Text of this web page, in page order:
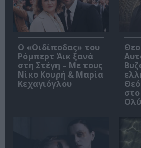
O «Οιδίποδας» του
Ρόμπερτ Άικ ξανά
στη Στέγη – Με τους
Νίκο Κουρή & Μαρία
Κεχαγιόγλου